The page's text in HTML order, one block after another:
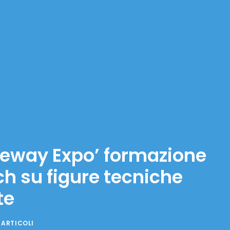
Expo’ formazione
su figure tecniche